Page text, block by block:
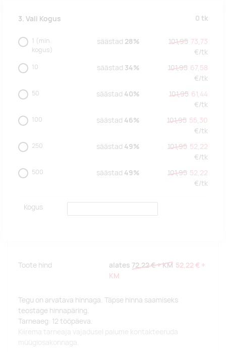
3. Vali Kogus 0 tk
1 (min.
kogus)
säästad 28% 101,95 73,73
€/tk
10 säästad 34% 101,95 67,58
€/tk
50 säästad 40% 101,95 61,44
€/tk
100 säästad 46% 101,95 55,30
€/tk
250 säästad 49% 101,95 52,22
€/tk
500 säästad 49% 101,95 52,22
€/tk
Kogus
Toote hind alates 72,22 €+ KM 52,22 € +
KM
Tegu on arvatava hinnaga. Täpse hinna saamiseks
teostage hinnapäring.
Tarneaeg: 12 tööpäeva.
Kiirema tarneaja vajadusel palume kontakteeruda
müügiosakonnaga.